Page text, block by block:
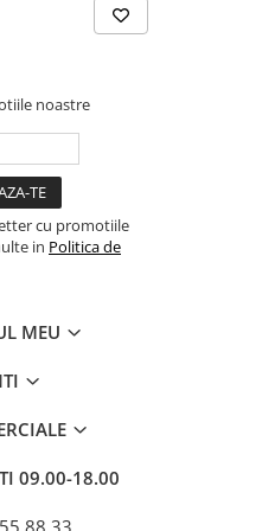
noastre
cu promotiile
in Politica de
MEU
09.00-18.00
88 33